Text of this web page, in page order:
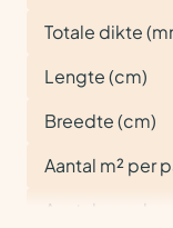
Totale dikte
Lengte (cm)
Breedte (cm)
Aantal m² per
Aantal